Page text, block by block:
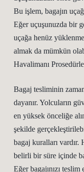
Bu işlem, bagajın
Eğer uçuşunuzda bir
uçağa henüz
almak da mümkün
Havalimanı
Bagaj tesliminin
dayanır. Yolcuların
en yüksek önceliğe
şekilde
bagaj kuralları vardır.
belirli bir süre içinde
Eğer bagajınızı teslim